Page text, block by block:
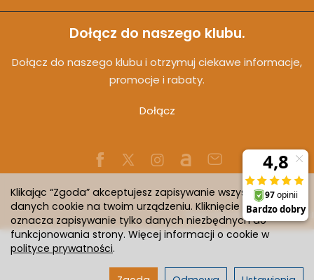
Dołącz do naszego klubu.
Dołącz do naszego klubu i otrzymuj ciekawe informacje,
promocje i rabaty.
Dołącz
Sklep internetowy SOTESHOP AI
Klikając “Zgoda” akceptujesz zapisywanie wszystkich
danych cookie na twoim urządzeniu. Kliknięcie “Odmowa”
oznacza zapisywanie tylko danych niezbędnych do
funkcjonowania strony. Więcej informacji o cookie w
polityce prywatności.